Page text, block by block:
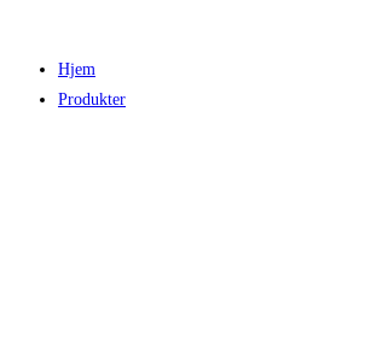
Hjem
Produkter